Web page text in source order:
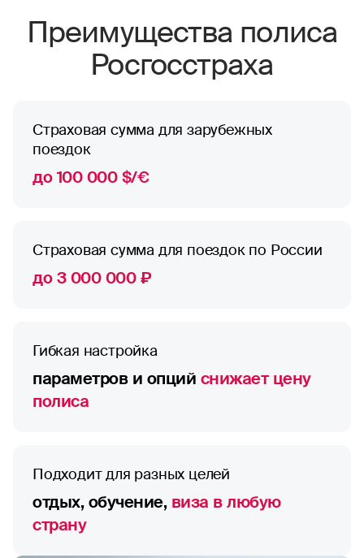
Преимущества полиса
Росгосстраха
Страховая сумма для зарубежных
поездок
до 100 000 $/€
Страховая сумма для поездок по России
до 3 000 000 ₽
Гибкая настройка
параметров и опций снижает цену
полиса
Подходит для разных целей
отдых, обучение,виза в любую
страну